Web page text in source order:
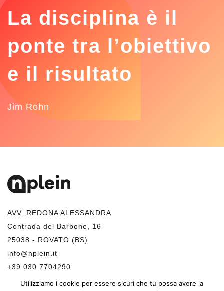
La disciplina è il
ponte tra l’obiettivo
e il risultato
Jim Rohn
AVV. REDONA ALESSANDRA
Contrada del Barbone, 16
25038 - ROVATO (BS)
info@nplein.it
+39 030 7704290
+39 348 1525753
Utilizziamo i cookie per essere sicuri che tu possa avere la